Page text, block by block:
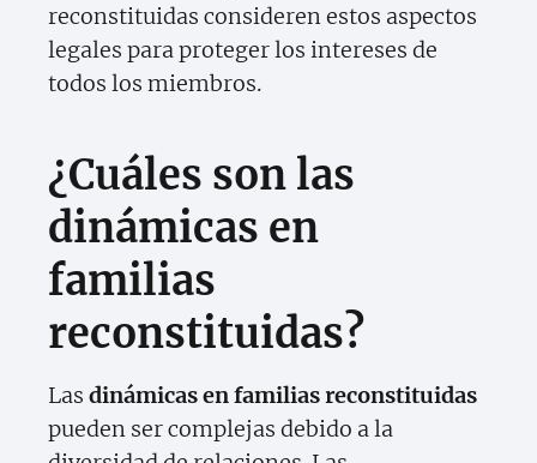
reconstituidas consideren estos aspectos
legales para proteger los intereses de
todos los miembros.
¿Cuáles son las
dinámicas en
familias
reconstituidas?
Las dinámicas en familias reconstituidas
pueden ser complejas debido a la